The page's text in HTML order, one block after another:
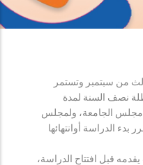
من سبتمبر وتستمر
نصف السنة لمدة
مجلس الجامعة، ولمجلس
بدء الدراسة أوانتهائها
قبل افتتاح الدراسة،